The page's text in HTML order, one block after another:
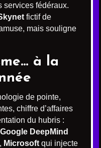
services fédéraux.
fictif de
mais souligne
à la
de pointe,
chiffre d’affaires
du hubris :
Google DeepMind
Microsoft qui injecte